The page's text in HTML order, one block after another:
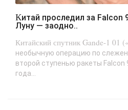
Китай проследил за Falcon 9 до самого удара о
Луну — заодно..
Китайский спутник Gande-1 01
необычную операцию по
второй ступенью ракеты Falcon
года...